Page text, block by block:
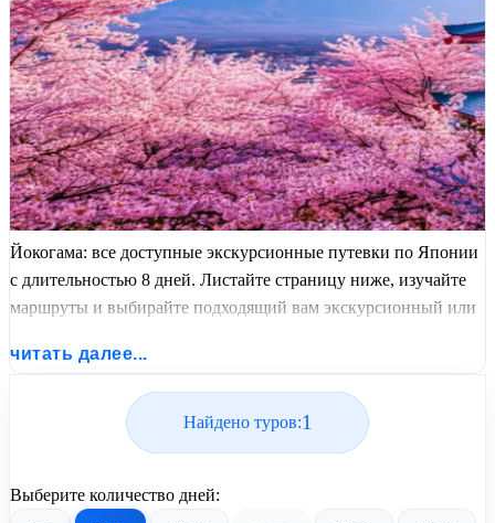
Йокогама: все доступные экскурсионные путевки по Японии
с длительностью 8 дней. Листайте страницу ниже, изучайте
маршруты и выбирайте подходящий вам экскурсионный или
читать далее...
Найдено туров:1
Выберите количество дней: